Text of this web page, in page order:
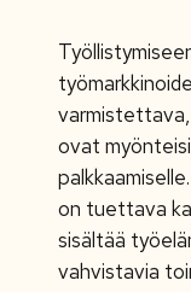
ovat
on tuettava
sisältää
vahvistavia